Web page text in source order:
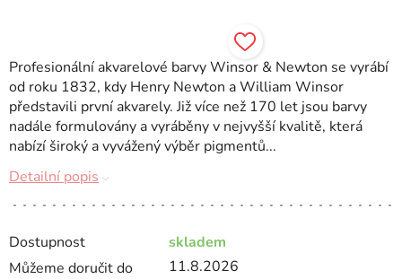
Dostupnost
skladem
Můžeme doručit do
11.8.2026
Profesionální akvarelové barvy Winsor & Newton se vyrábí
od roku 1832, kdy Henry Newton a William Winsor
představili první akvarely. Již více než 170 let jsou barvy
nadále formulovány a vyráběny v nejvyšší kvalitě, která
nabízí široký a vyvážený výběr pigmentů...
Detailní popis